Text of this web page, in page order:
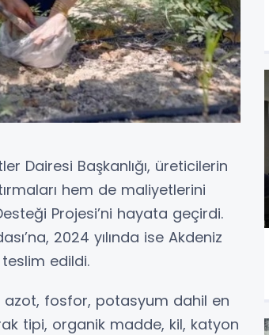
Dairesi Başkanlığı, üreticilerin
hem de maliyetlerini
Projesi’ni hayata geçirdi.
2024 yılında ise Akdeniz
edildi.
azot, fosfor, potasyum dahil en
tipi, organik madde, kil, katyon